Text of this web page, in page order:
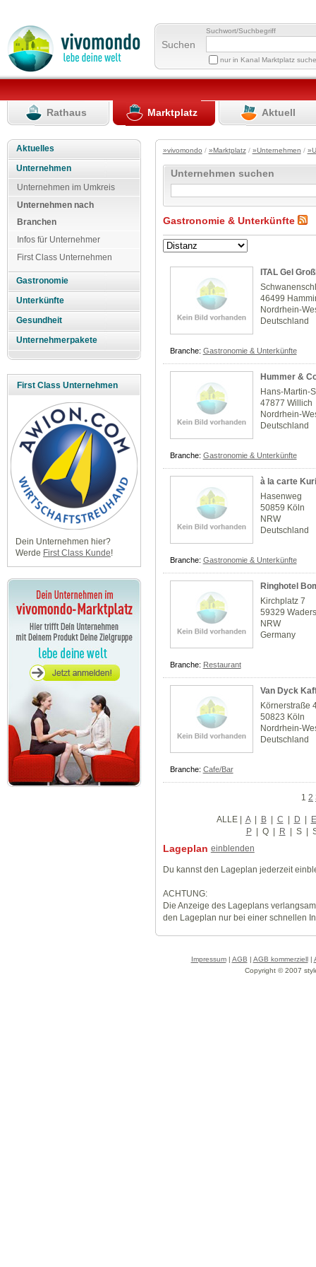
Suchen
Suchwort/Suchbegriff
nur in Kanal Marktplatz
Rathaus Marktplatz Aktuell
Aktuelles
Unternehmen
Unternehmen im Umkreis
Unternehmen nach
Branchen
Infos für Unternehmer
First Class Unternehmen
Gastronomie
Unterkünfte
Gesundheit
Unternehmerpakete
First Class Unternehmen
Dein Unternehmen hier?
Werde First Class Kunde!
»vivomondo / »Marktplatz/ »Unternehmen /
Unternehmen suchen
Gastronomie & Unterkünfte
ITAL Gel
46499
Nordrhein-
Deutschland
Branche: Gastronomie & Unterkünfte
Hummer &
Hans-Martin-
47877 Willich
Nordrhein-
Deutschland
Branche: Gastronomie & Unterkünfte
à la carte
Hasenweg
50859 Köln
NRW
Deutschland
Branche: Gastronomie & Unterkünfte
Ringhotel
Kirchplatz 7
59329
NRW
Germany
Branche: Restaurant
Van Dyck
Körnerstraße
50823 Köln
Nordrhein-
Deutschland
Branche: Cafe/Bar
1 2
ALLE| A | B | C | D | E
P | Q | R | S |
Lageplan einblenden
Du kannst den Lageplan jederzeit
ACHTUNG:
Die Anzeige des Lageplans
den Lageplan nur bei einer schnellen
Impressum| AGB | AGB kommerziell|
Copyright © 2007